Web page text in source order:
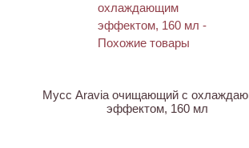
Мусс Aravia очищающий с
эффектом, 160 мл